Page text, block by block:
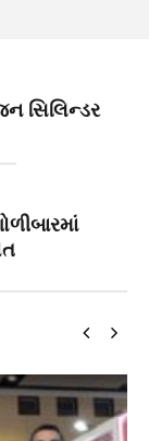
સિલિન્ડર